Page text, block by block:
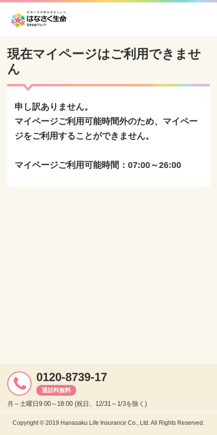
現在マイページはご利用できませ
ん
申し訳ありません。
マイページご利用可能時間外のため、マイペー
ジをご利用することができません。
マイページご利用可能時間：07:00～26:00
Copyright © 2019 Hanasaku Life Insurance Co., Ltd. All Rights Reserved.
0120-8739-17
通話料無料
月～土曜日9:00～18:00 (祝日、12/31～1/3を除く)